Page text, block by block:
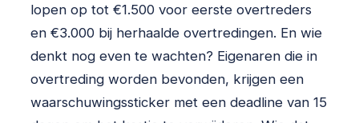
lopen op tot €1.500 voor eerste overtreders
en €3.000 bij herhaalde overtredingen. En wie
denkt nog even te wachten? Eigenaren die in
overtreding worden bevonden, krijgen een
waarschuwingssticker met een deadline van 15